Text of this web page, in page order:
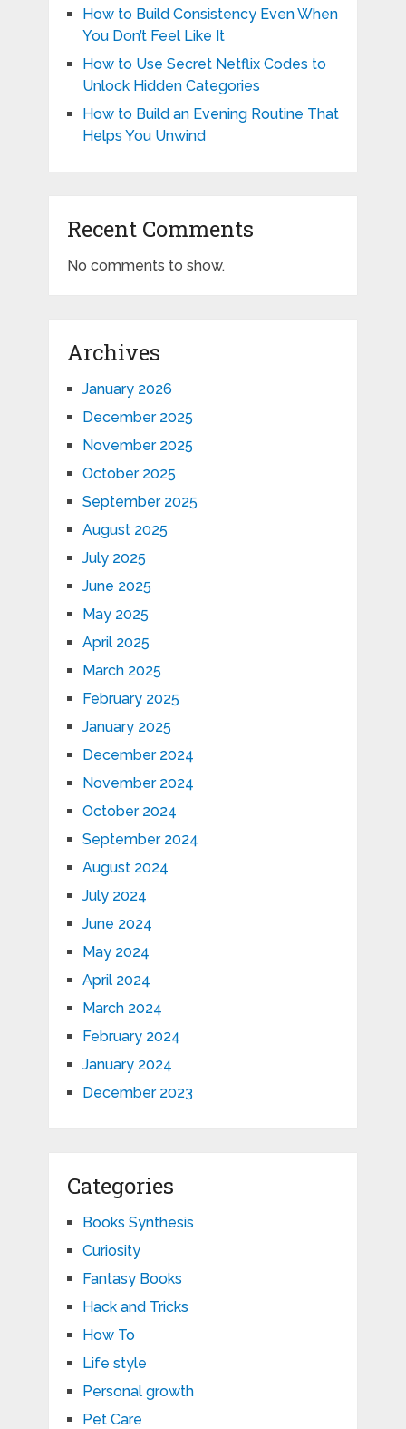
How to Build Consistency Even When
You Don’t Feel Like It
How to Use Secret Netflix Codes to
Unlock Hidden Categories
How to Build an Evening Routine That
Helps You Unwind
Recent Comments
No comments to show.
Archives
January 2026
December 2025
November 2025
October 2025
September 2025
August 2025
July 2025
June 2025
May 2025
April 2025
March 2025
February 2025
January 2025
December 2024
November 2024
October 2024
September 2024
August 2024
July 2024
June 2024
May 2024
April 2024
March 2024
February 2024
January 2024
December 2023
Categories
Books Synthesis
Curiosity
Fantasy Books
Hack and Tricks
How To
Life style
Personal growth
Pet Care